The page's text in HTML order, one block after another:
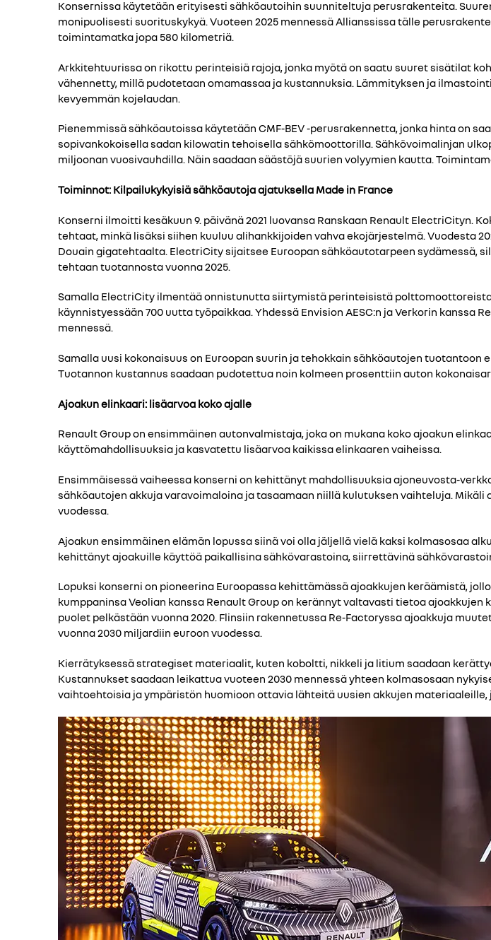
Konsernissa käytetään erityisesti sähköautoihin suunniteltuja perusrakenteita.
monipuolisesti suorituskykyä. Vuoteen 2025 mennessä Allianssissa tälle
toimintamatka jopa 580 kilometriä.
Arkkitehtuurissa on rikottu perinteisiä rajoja, jonka myötä on saatu suuret sisätilat
vähennetty, millä pudotetaan omamassaa ja kustannuksia. Lämmityksen ja
kevyemmän kojelaudan.
Pienemmissä sähköautoissa käytetään CMF-BEV -perusrakennetta, jonka hinta on
sopivankokoisella sadan kilowatin tehoisella sähkömoottorilla. Sähkövoimalinjan
miljoonan vuosivauhdilla. Näin saadaan säästöjä suurien volyymien kautta.
Toiminnot: Kilpailukykyisiä sähköautoja ajatuksella Made in France
Konserni ilmoitti kesäkuun 9. päivänä 2021 luovansa Ranskaan Renault ElectriCityn.
tehtaat, minkä lisäksi siihen kuuluu alihankkijoiden vahva ekojärjestelmä. Vuodesta
Douain gigatehtaalta. ElectriCity sijaitsee Euroopan sähköautotarpeen sydämessä,
tehtaan tuotannosta vuonna 2025.
Samalla ElectriCity ilmentää onnistunutta siirtymistä perinteisistä
käynnistyessään 700 uutta työpaikkaa. Yhdessä Envision AESC:n ja Verkorin kanssa
mennessä.
Samalla uusi kokonaisuus on Euroopan suurin ja tehokkain sähköautojen
Tuotannon kustannus saadaan pudotettua noin kolmeen prosenttiin auton
Ajoakun elinkaari: lisäarvoa koko ajalle
Renault Group on ensimmäinen autonvalmistaja, joka on mukana koko ajoakun
käyttömahdollisuuksia ja kasvatettu lisäarvoa kaikissa elinkaaren vaiheissa.
Ensimmäisessä vaiheessa konserni on kehittänyt mahdollisuuksia ajoneuvosta-
sähköautojen akkuja varavoimaloina ja tasaamaan niillä kulutuksen vaihteluja.
vuodessa.
Ajoakun ensimmäinen elämän lopussa siinä voi olla jäljellä vielä kaksi kolmasosaa
kehittänyt ajoakuille käyttöä paikallisina sähkövarastoina, siirrettävinä
Lopuksi konserni on pioneerina Euroopassa kehittämässä ajoakkujen keräämistä,
kumppaninsa Veolian kanssa Renault Group on kerännyt valtavasti tietoa
puolet pelkästään vuonna 2020. Flinsiin rakennetussa Re-Factoryssa ajoakkuja
vuonna 2030 miljardiin euroon vuodessa.
Kierrätyksessä strategiset materiaalit, kuten koboltti, nikkeli ja litium saadaan
Kustannukset saadaan leikattua vuoteen 2030 mennessä yhteen kolmasosaan
vaihtoehtoisia ja ympäristön huomioon ottavia lähteitä uusien akkujen